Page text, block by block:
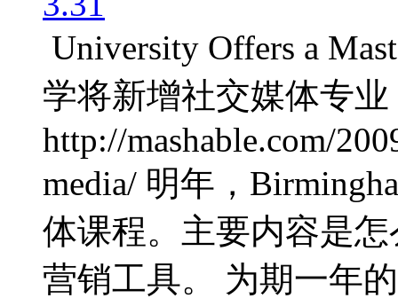
University Offers a
学将新增社交媒体专业
http://mashable.com/
media/ 明年，
体课程。主要内容是
营销工具。 为期一年